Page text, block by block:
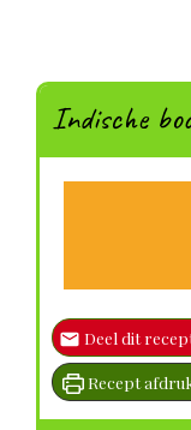
Indische
Deel dit
Recept